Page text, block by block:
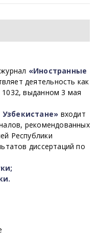
«Иностранные
деятельность как
выданном 3 мая
входит
рекомендованных
Республики
диссертаций по